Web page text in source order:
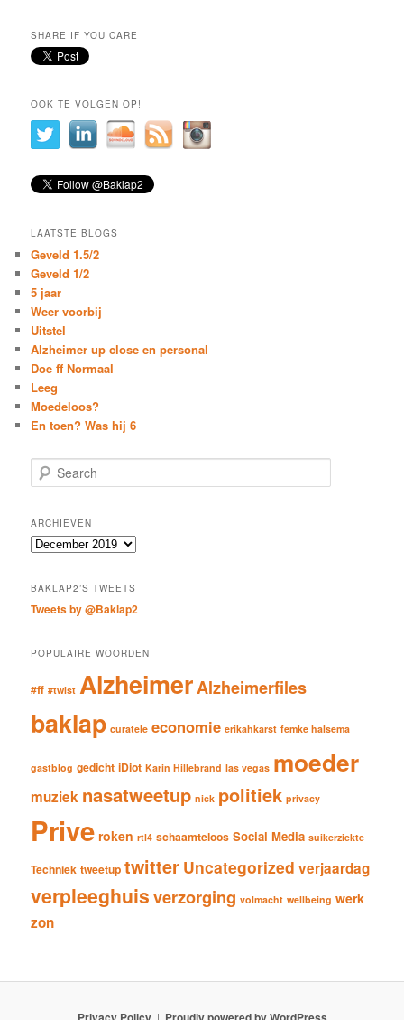
SHARE IF YOU CARE
OOK TE VOLGEN OP!
LAATSTE BLOGS
Geveld 1.5/2
Geveld 1/2
5 jaar
Weer voorbij
Uitstel
Alzheimer up close en personal
Doe ff Normaal
Leeg
Moedeloos?
En toen? Was hij 6
e
r
c
h
ARCHIEVEN
Archieven
BAKLAP2’S TWEETS
Tweets by @Baklap2
POPULAIRE WOORDEN
#ff #twist AlzheimerAlzheimerfiles
baklap curatele economie erikahkarst femke halsema
gastblog gedicht iDiot Karin Hillebrand las vegas moeder
muziek nasatweetup nick politiek privacy
Prive roken rtl4 schaamteloos Social Media suikerziekte
Techniek tweetup twitter Uncategorized verjaardag
verpleeghuisverzorging volmacht wellbeing werk
zon